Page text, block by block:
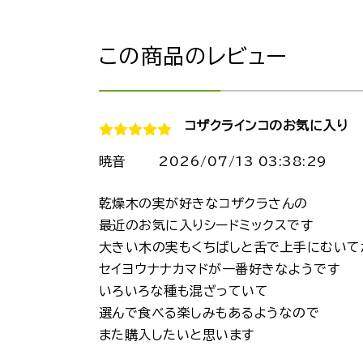
この商品のレビュー
コザクラインコのお気に入り
暁音 2026/07/13 03:38:29
乾燥木の実が好きなコザクラさんの
最近のお気に入りシードミックスです
大きい木の実もくちばしと舌で上手にむい
セイヨウナナカマドが一番好きなようです
いろいろな種も混ざっていて
選んで食べる楽しみもあるようなので
また購入したいと思います